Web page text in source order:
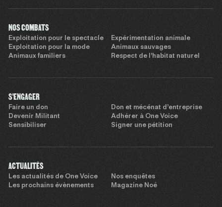
NOS COMBATS
Exploitation pour le spectacle
Expérimentation animale
Exploitation pour la mode
Animaux sauvages
Animaux familiers
Respect de l’habitat naturel
S'ENGAGER
Faire un don
Don et mécénat d’entreprise
Devenir Militant
Adhérer à One Voice
Sensibiliser
Signer une pétition
ACTUALITÉS
Les actualités de One Voice
Nos enquêtes
Les prochains évènements
Magazine Noé